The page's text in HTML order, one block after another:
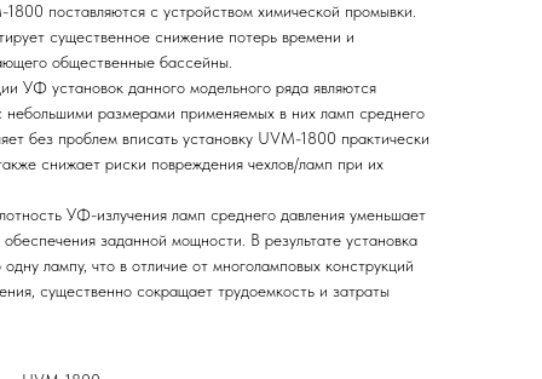
поставляются с устройством химической промывки.
существенное снижение потерь времени и
общественные бассейны.
УФ установок данного модельного ряда являются
небольшими размерами применяемых в них ламп среднего
без проблем вписать установку UVM-1800 практически
снижает риски повреждения чехлов/ламп при их
УФ-излучения ламп среднего давления уменьшает
заданной мощности. В результате установка
лампу, что в отличие от многоламповых конструкций
существенно сокращает трудоемкость и затраты